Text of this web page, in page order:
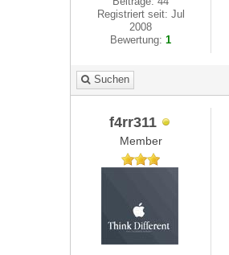
Registriert seit: Jul
2008
Bewertung:1
Suchen
f4rr311
Member